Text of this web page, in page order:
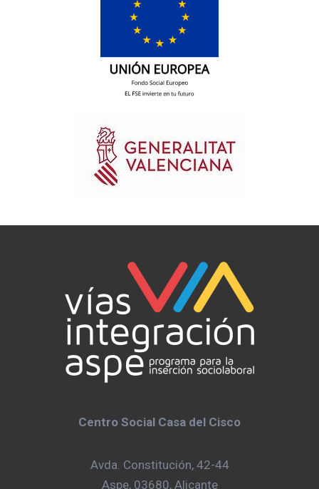
Centro Social Casa del Cisco
Avda. Constitución, 42-44
Aspe, 03680, Alicante